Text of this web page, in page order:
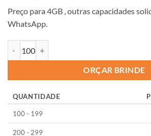
Preço para 4GB , outras capacidades
WhatsApp.
ORÇAR BRINDE
QUANTIDADE
100 - 199
200 - 299